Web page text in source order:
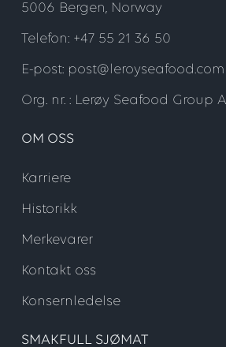
5006 Bergen, Norway
Telefon: +47 55 21 36 50
E-post: post@leroyseafood.com
Org. nr. : Lerøy Seafood Group
OM OSS
Karriere
Historikk
Merkevarer
Kontakt oss
Konsernledelse
SMAKFULL SJØMAT